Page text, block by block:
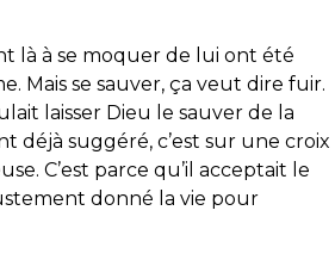
là à se moquer de lui ont été
Mais se sauver, ça veut dire fuir.
laisser Dieu le sauver de la
déjà suggéré, c’est sur une croix
C’est parce qu’il acceptait le
donné la vie pour